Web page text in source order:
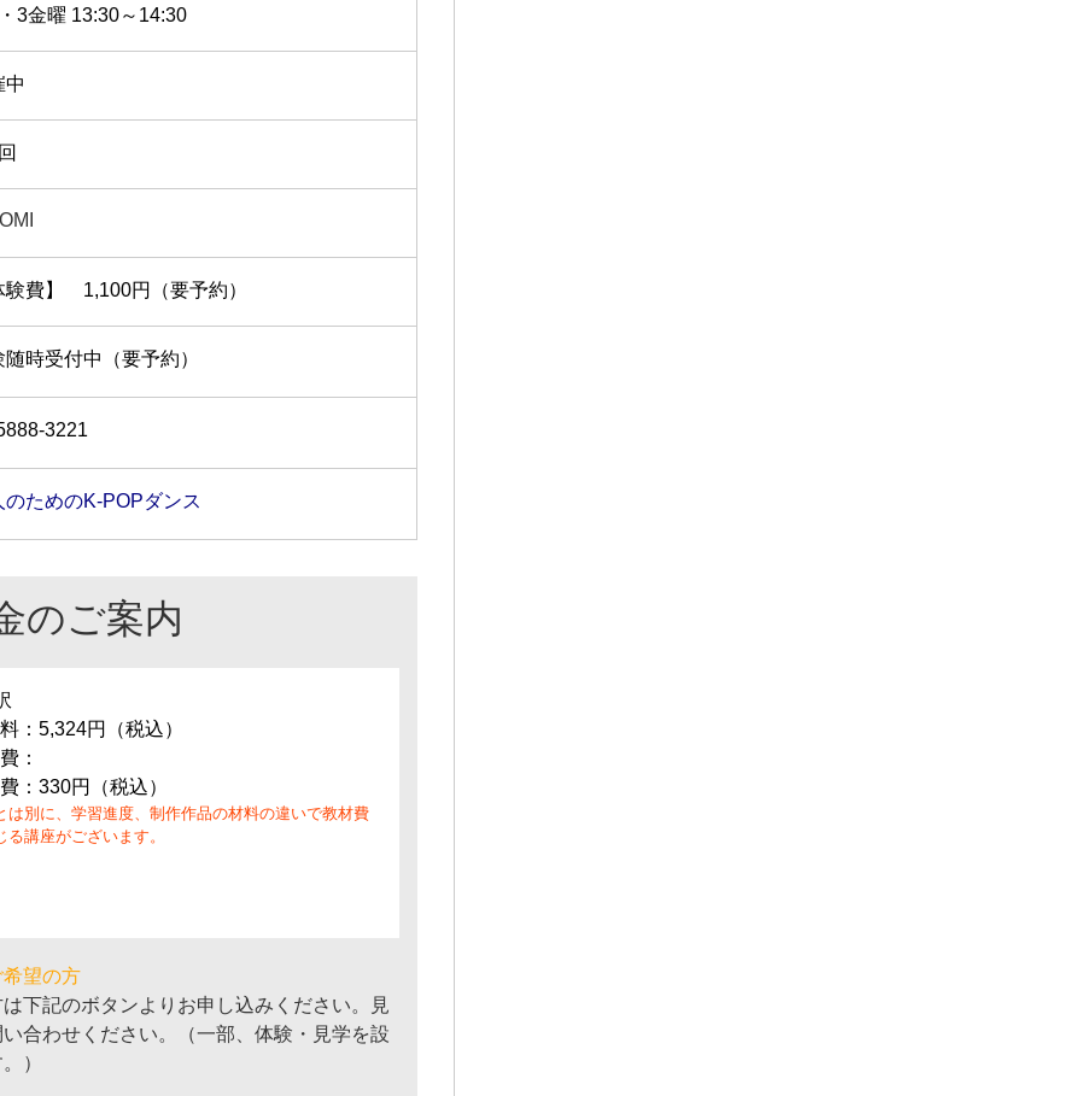
3金曜 13:30～14:30
中
験費】 1,100円（要予約）
随時受付中（要予約）
3221
のためのK-POPダンス
のご案内
：5,324円（税込）
：
：330円（税込）
は別に、学習進度、制作作品の材料の違いで教材費
る講座がございます。
望の方
下記のボタンよりお申し込みください。見
合わせください。（一部、体験・見学を設
）